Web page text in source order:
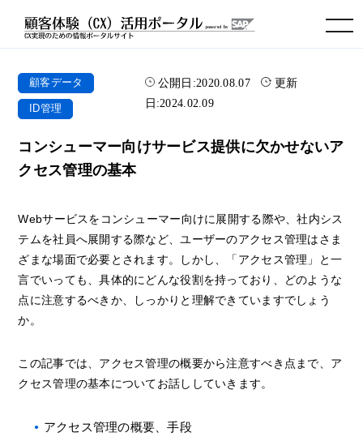
toggle navigation
顧客データ
ID管理
公開日:2020.08.07
更新
日:2024.02.09
コンシューマー向けサービス提供に欠かせないア
クセス管理の基本
Webサービスをコンシューマー向けに展開する際や、社内シス
テムを社員へ展開する際など、ユーザーのアクセス管理はさま
ざまな場面で必要とされます。しかし、「アクセス管理」と一
言でいっても、具体的にどんな役割を持っており、どのような
点に注意するべきか、しっかりと理解できていますでしょう
か。
この記事では、アクセス管理の概要から注意すべき点まで、ア
クセス管理の基本についてお話ししていきます。
アクセス管理の概要、手段